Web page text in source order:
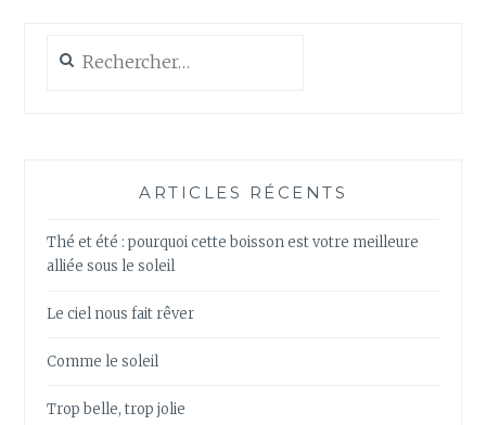
ARTICLES RÉCENTS
Thé et été : pourquoi cette boisson est votre meilleure
alliée sous le soleil
Le ciel nous fait rêver
Comme le soleil
Trop belle, trop jolie